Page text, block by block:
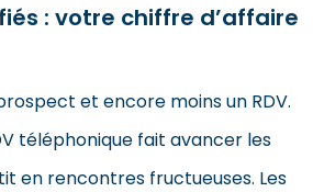
: votre chiffre d’affaire
et encore moins un RDV.
téléphonique fait avancer les
en rencontres fructueuses. Les